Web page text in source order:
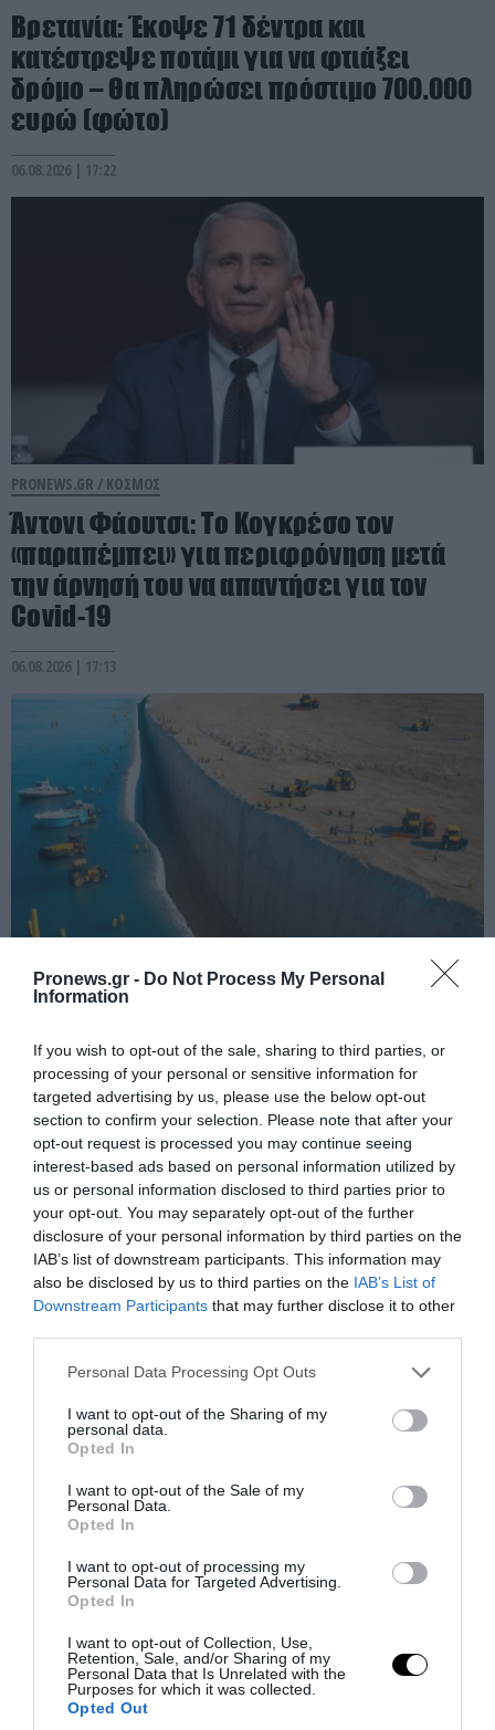
Pronews.gr - Do Not Process My Personal
Information
If you wish to opt-out of the sale, sharing to third parties, or
processing of your personal or sensitive information for
targeted advertising by us, please use the below opt-out
section to confirm your selection. Please note that after your
opt-out request is processed you may continue seeing
interest-based ads based on personal information utilized by
us or personal information disclosed to third parties prior to
your opt-out. You may separately opt-out of the further
disclosure of your personal information by third parties on the
IAB’s list of downstream participants. This information may
also be disclosed by us to third parties on the IAB’s List of
Downstream Participants that may further disclose it to other
Please note that this website/app uses one or more Google
not limited to your visit or usage behaviour. You may click to
grant or deny consent to Google and its third-party tags to
use your data for below specified purposes in below Google
consent section.
Personal Data Processing Opt Outs
I want to opt-out of the Sharing of my
personal data.
Opted In
I want to opt-out of the Sale of my
Personal Data.
Opted In
I want to opt-out of processing my
Personal Data for Targeted Advertising.
Opted In
I want to opt-out of Collection, Use,
Retention, Sale, and/or Sharing of my
Personal Data that Is Unrelated with the
Purposes for which it was collected.
Opted Out
Βρετανία: Έκοψε 71 δέντρα και
κατέστρεψε ποτάμι για να φτιάξει
δρόμο – Θα πληρώσει πρόστιμο 700.000
ευρώ (φώτο)
06.08.2026 | 17:22
PRONEWS.GR / ΚΟΣΜΟΣ
Άντονι Φάουτσι: Το Κογκρέσο τον
«παραπέμπει» για περιφρόνηση μετά
την άρνησή του να απαντήσει για τον
Covid-19
06.08.2026 | 17:13
PRONEWS.GR /ΚΟΣΜΟΣ
δισ. δολαρίων και 400 χιλιομέτρων που
υψώθηκε απέναντι στον ωκεανό
(βίντεο)
06.08.2026 | 16:01
Οι πυραμίδες του Μερόε: Το αρχαίο
χρόνο και τον πόλεμο